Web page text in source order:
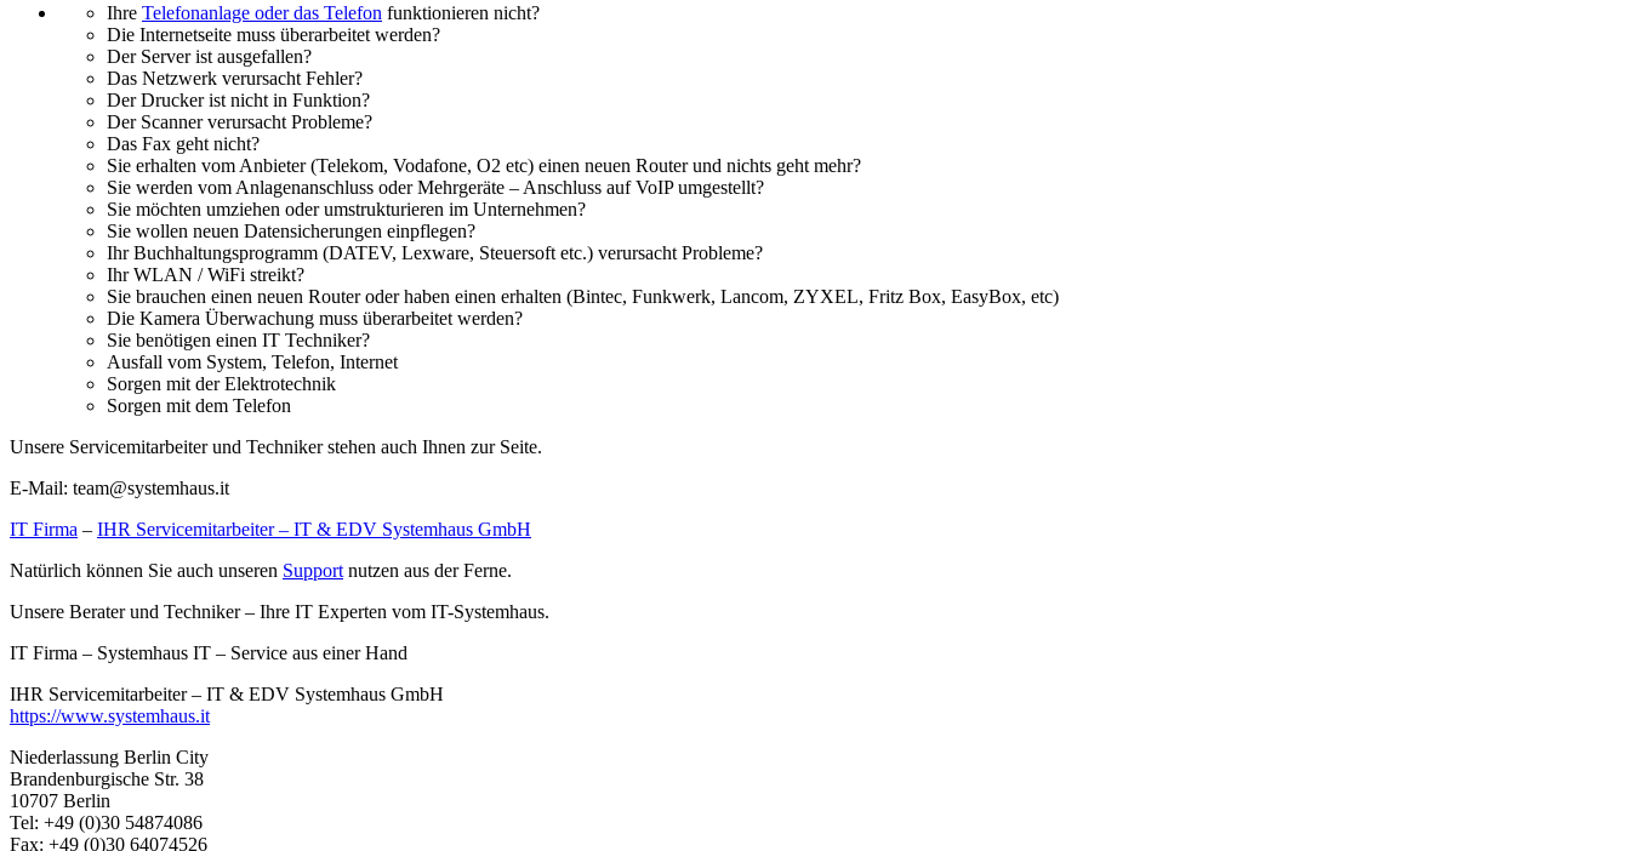
Ihre Telefonanlage oder das Telefon funktionieren nicht?
Die Internetseite muss überarbeitet werden?
Der Server ist ausgefallen?
Das Netzwerk verursacht Fehler?
Der Drucker ist nicht in Funktion?
Der Scanner verursacht Probleme?
Das Fax geht nicht?
Sie erhalten vom Anbieter (Telekom, Vodafone, O2 etc) einen neuen Router und nichts geht mehr?
Sie werden vom Anlagenanschluss oder Mehrgeräte – Anschluss auf VoIP umgestellt?
Sie möchten umziehen oder umstrukturieren im Unternehmen?
Sie wollen neuen Datensicherungen einpflegen?
Ihr Buchhaltungsprogramm (DATEV, Lexware, Steuersoft etc.) verursacht Probleme?
Ihr WLAN / WiFi streikt?
Sie brauchen einen neuen Router oder haben einen erhalten (Bintec, Funkwerk, Lancom, ZYXEL, Fritz Box, EasyBox, etc)
Die Kamera Überwachung muss überarbeitet werden?
Sie benötigen einen IT Techniker?
Ausfall vom System, Telefon, Internet
Sorgen mit der Elektrotechnik
Sorgen mit dem Telefon
Unsere Servicemitarbeiter und Techniker stehen auch Ihnen zur Seite.
E-Mail: team@systemhaus.it
IT Firma – IHR Servicemitarbeiter – IT & EDV Systemhaus GmbH
Natürlich können Sie auch unseren Support nutzen aus der Ferne.
Unsere Berater und Techniker – Ihre IT Experten vom IT-Systemhaus.
IT Firma – Systemhaus IT – Service aus einer Hand
IHR Servicemitarbeiter – IT & EDV Systemhaus GmbH
https://www.systemhaus.it
Niederlassung Berlin City
Brandenburgische Str. 38
10707 Berlin
Tel: +49 (0)30 54874086
Fax: +49 (0)30 64074526